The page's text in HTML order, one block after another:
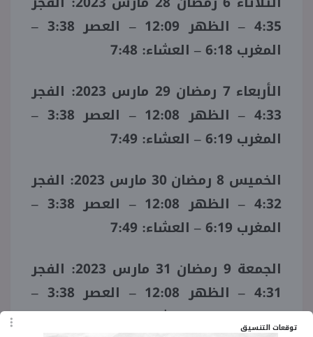
توقعات التنسيق
4:35 – الظهر 12:09 – العصر 3:38 –
المغرب 6:18 – العشاء: 7:48
الأربعاء 7 رمضان 29 مارس 2023: الفجر
4:33 – الظهر 12:08 – العصر 3:38 –
المغرب 6:19 – العشاء: 7:49
الخميس 8 رمضان 30 مارس 2023: الفجر
4:32 – الظهر 12:08 – العصر 3:38 –
المغرب 6:19 – العشاء: 7:49
الجمعة 9 رمضان 31 مارس 2023: الفجر
4:31 – الظهر 12:08 – العصر 3:38 –
المغرب 6:20 – العشاء: 7:50